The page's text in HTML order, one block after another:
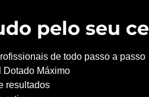
pelo seu
de todo passo a passo
Dotado Máximo
resultados